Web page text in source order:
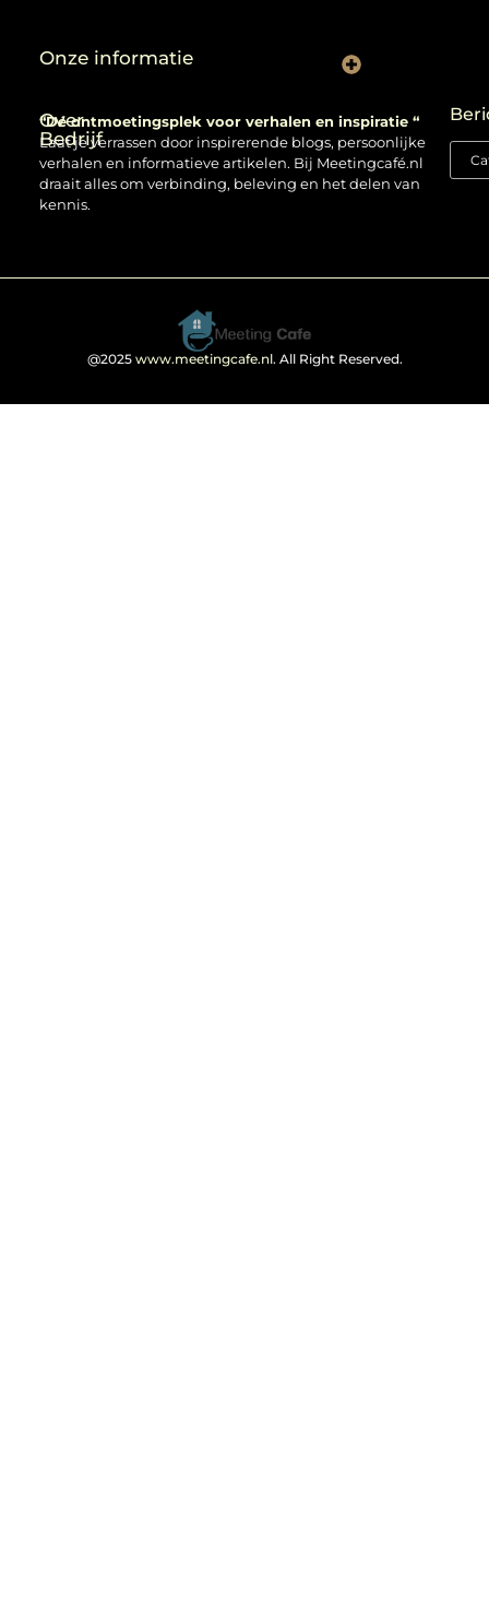
Over
Bedrijf
“Dé ontmoetingsplek voor verhalen en inspiratie “
Laat je verrassen door inspirerende blogs, persoonlijke
verhalen en informatieve artikelen. Bij Meetingcafé.nl
draait alles om verbinding, beleving en het delen van
kennis.
Onze informatie
@2025 www.meetingcafe.nl. All Right Reserved.